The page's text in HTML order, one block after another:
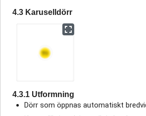
4.3 Karuselldörr
4.3.1 Utformning
Dörr som öppnas automatiskt